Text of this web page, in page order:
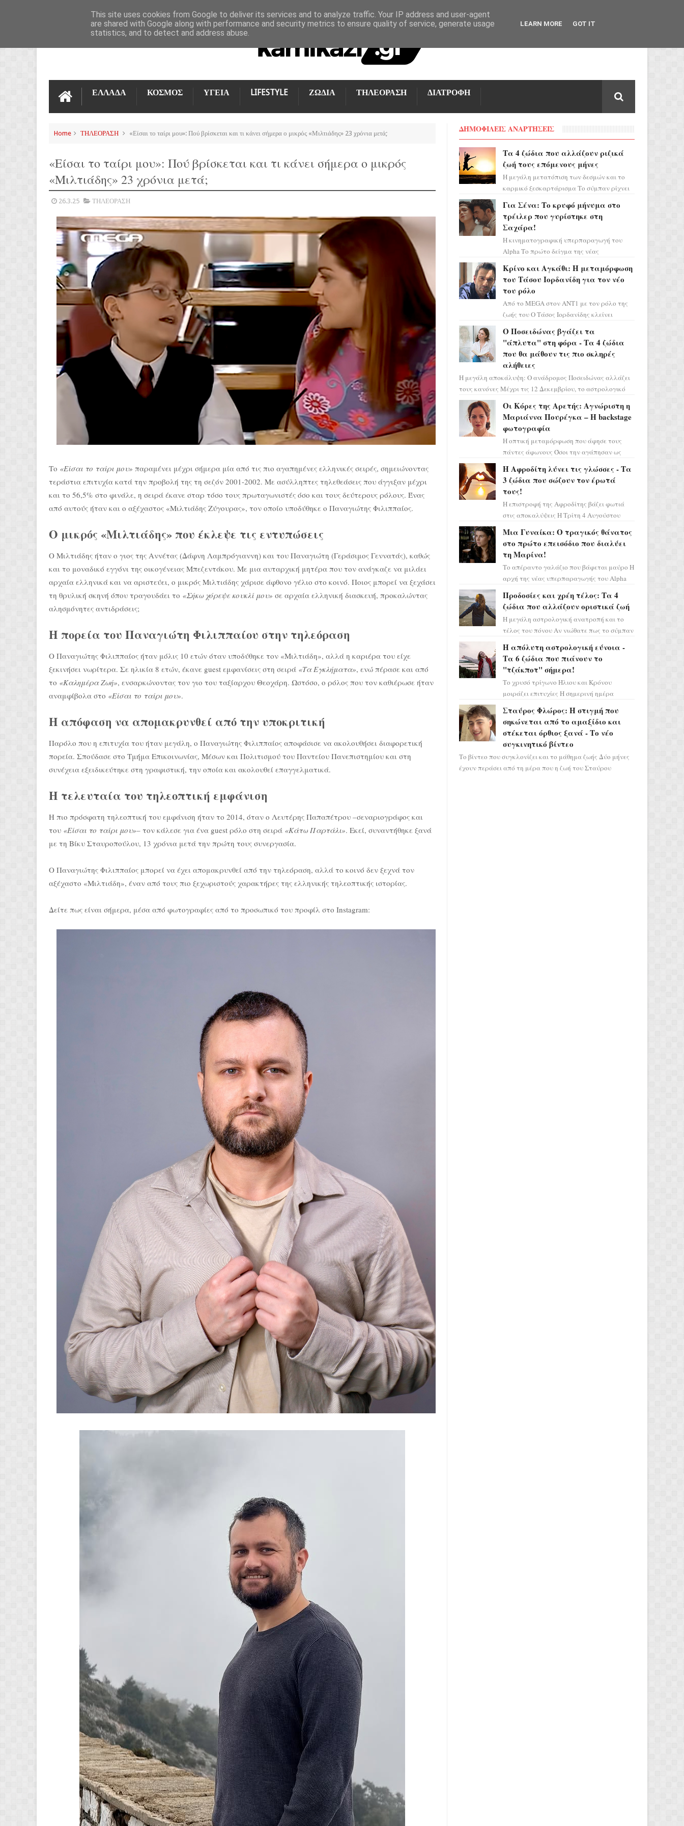
ΕΠΙΚΟΙΝΩΝΊΑ
ΕΛΛΑΔΑ ΚΟΣΜΟΣ ΥΓΕΙΑ LIFESTYLE ΖΩΔΙΑ ΤΗΛΕΟΡΑΣΗ ΔΙΑΤΡΟΦΗ
Home ΤΗΛΕΟΡΑΣΗ «Είσαι το ταίρι μου»: Πού βρίσκεται και τι κάνει σήμερα ο μικρός «Μιλτιάδης» 23 χρόνια μετά;
«Είσαι το ταίρι μου»: Πού βρίσκεται και τι κάνει σήμερα ο μικρός
«Μιλτιάδης» 23 χρόνια μετά;
26.3.25 ΤΗΛΕΟΡΑΣΗ
Το «Είσαι το ταίρι μου» παραμένει μέχρι σήμερα μία από τις πιο αγαπημένες ελληνικές σειρές, σημειώνοντας
τεράστια επιτυχία κατά την προβολή της τη σεζόν 2001-2002. Με ασύλληπτες τηλεθεάσεις που άγγιξαν μέχρι
και το 56,5% στο φινάλε, η σειρά έκανε σταρ τόσο τους πρωταγωνιστές όσο και τους δεύτερους ρόλους. Ένας
από αυτούς ήταν και ο αξέχαστος «Μιλτιάδης Ζύγουρας», τον οποίο υποδύθηκε ο Παναγιώτης Φιλιππαίος.
Ο μικρός «Μιλτιάδης» που έκλεψε τις εντυπώσεις
Ο Μιλτιάδης ήταν ο γιος της Αννέτας (Δάφνη Λαμπρόγιαννη) και του Παναγιώτη (Γεράσιμος Γεννατάς), καθώς
και το μοναδικό εγγόνι της οικογένειας Μπεζεντάκου. Με μια αυταρχική μητέρα που τον ανάγκαζε να μιλάει
αρχαία ελληνικά και να αριστεύει, ο μικρός Μιλτιάδης χάρισε άφθονο γέλιο στο κοινό. Ποιος μπορεί να ξεχάσει
τη θρυλική σκηνή όπου τραγουδάει το «Σήκω χόρεψε κουκλί μου» σε αρχαία ελληνική διασκευή, προκαλώντας
αλησμόνητες αντιδράσεις;
Η πορεία του Παναγιώτη Φιλιππαίου στην τηλεόραση
Ο Παναγιώτης Φιλιππαίος ήταν μόλις 10 ετών όταν υποδύθηκε τον «Μιλτιάδη», αλλά η καριέρα του είχε
ξεκινήσει νωρίτερα. Σε ηλικία 8 ετών, έκανε guest εμφανίσεις στη σειρά «Τα Εγκλήματα», ενώ πέρασε και από
το «Καλημέρα Ζωή», ενσαρκώνοντας τον γιο του ταξίαρχου Θεοχάρη. Ωστόσο, ο ρόλος που τον καθιέρωσε ήταν
αναμφίβολα στο «Είσαι το ταίρι μου».
Η απόφαση να απομακρυνθεί από την υποκριτική
Παρόλο που η επιτυχία του ήταν μεγάλη, ο Παναγιώτης Φιλιππαίος αποφάσισε να ακολουθήσει διαφορετική
πορεία. Σπούδασε στο Τμήμα Επικοινωνίας, Μέσων και Πολιτισμού του Παντείου Πανεπιστημίου και στη
συνέχεια εξειδικεύτηκε στη γραφιστική, την οποία και ακολουθεί επαγγελματικά.
Η τελευταία του τηλεοπτική εμφάνιση
Η πιο πρόσφατη τηλεοπτική του εμφάνιση ήταν το 2014, όταν ο Λευτέρης Παπαπέτρου –σεναριογράφος και
του «Είσαι το ταίρι μου»– τον κάλεσε για ένα guest ρόλο στη σειρά «Κάτω Παρτάλι». Εκεί, συναντήθηκε ξανά
με τη Βίκυ Σταυροπούλου, 13 χρόνια μετά την πρώτη τους συνεργασία.
Ο Παναγιώτης Φιλιππαίος μπορεί να έχει απομακρυνθεί από την τηλεόραση, αλλά το κοινό δεν ξεχνά τον
αξέχαστο «Μιλτιάδη», έναν από τους πιο ξεχωριστούς χαρακτήρες της ελληνικής τηλεοπτικής ιστορίας.
Δείτε πως είναι σήμερα, μέσα από φωτογραφίες από το προσωπικό του προφίλ στο Instagram:
ΔΗΜΟΦΙΛΕΙΣ ΑΝΑΡΤΗΣΕΙΣ
Τα 4 ζώδια που αλλάζουν ριζικά
ζωή τους επόμενους μήνες
Η μεγάλη μετατόπιση των δεσμών και το
καρμικό ξεσκαρτάρισμα Το σύμπαν ρίχνει
προειδοποιεί: οι σελην...
Για Σένα: Το κρυφό μήνυμα στο
τρέιλερ που γυρίστηκε στη
Σαχάρα!
Η κινηματογραφική υπερπαραγωγή του
Alpha Το πρώτο δείγμα της νέας
η αισθητική του ξεπερνά κάθε π...
Κρίνο και Αγκάθι: Η μεταμόρφωση
του Τάσου Ιορδανίδη για τον νέο
του ρόλο
Από το MEGA στον ΑΝΤ1 με τον ρόλο της
ζωής του Ο Τάσος Ιορδανίδης κλείνει
επιτυχίας «Μια Νύχτα Μόνο» ...
Ο Ποσειδώνας βγάζει τα
"άπλυτα" στη φόρα - Τα 4 ζώδια
που θα μάθουν τις πιο σκληρές
αλήθειες
Η μεγάλη αποκάλυψη: Ο ανάδρομος Ποσειδώνας αλλάζει
τους κανόνες Μέχρι τις 12 Δεκεμβρίου, το αστρολογικό
σκηνικό θυμίζει ταινία μυστηρίου ...
Οι Κόρες της Αρετής: Αγνώριστη η
Μαριάννα Πουρέγκα – H backstage
φωτογραφία
Η οπτική μεταμόρφωση που άφησε τους
πάντες άφωνους Όσοι την αγάπησαν ως
πρέπει τώρα να προετοιμαστο...
Η Αφροδίτη λύνει τις γλώσσες - Τα
3 ζώδια που σώζουν τον έρωτά
τους!
Η επιστροφή της Αφροδίτης βάζει φωτιά
στις αποκαλύψεις Η Τρίτη 4 Αυγούστου
ορόσημο, καθώς η Αφροδίτη πρ...
Μια Γυναίκα: Ο τραγικός θάνατος
στο πρώτο επεισόδιο που διαλύει
τη Μαρίνα!
Το απέραντο γαλάζιο που βάφεται μαύρο Η
αρχή της νέας υπερπαραγωγής του Alpha
πλημμυρισμένο από...
Προδοσίες και χρέη τέλος: Τα 4
ζώδια που αλλάζουν οριστικά ζωή
Η μεγάλη αστρολογική ανατροπή και το
τέλος του πόνου Αν νιώθατε πως το σύμπαν
πάρετε μια βαθιά α...
Η απόλυτη αστρολογική εύνοια -
Τα 6 ζώδια που πιάνουν το
"τζάκποτ" σήμερα!
Το χρυσό τρίγωνο Ήλιου και Κρόνου
μοιράζει επιτυχίες Η σημερινή ημέρα
αποδεικνύοντας πως η πραγματική
επιτυχί...
Σταύρος Φλώρος: Η στιγμή που
σηκώνεται από το αμαξίδιο και
στέκεται όρθιος ξανά - Το νέο
συγκινητικό βίντεο
Το βίντεο που συγκλονίζει και το μάθημα ζωής Δύο μήνες
έχουν περάσει από τη μέρα που η ζωή του Σταύρου
This site uses cookies from Google to deliver its services and to analyze traffic. Your IP address and user-agent
are shared with Google along with performance and security metrics to ensure quality of service, generate usage
statistics, and to detect and address abuse.
LEARN MORE GOT IT